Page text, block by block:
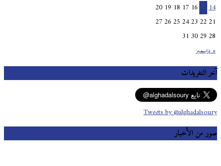
« ديسمبر
14
15
16
17
18
19
20
21
22
23
24
25
26
27
28
29
30
31
آخر التغريدات
Tweets by @alghadalsoury
صور من الأخبار